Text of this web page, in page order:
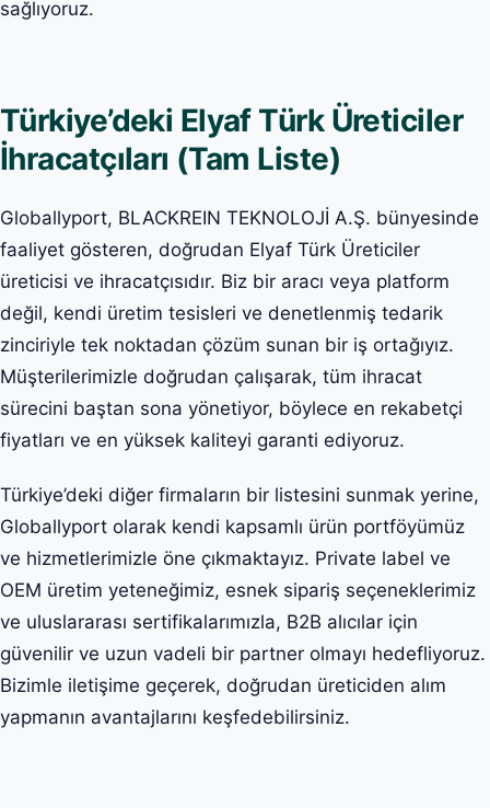
sağlıyoruz.
Türkiye’deki Elyaf Türk Üreticiler
İhracatçıları (Tam Liste)
Globallyport, BLACKREIN TEKNOLOJİ A.Ş. bünyesinde
faaliyet gösteren, doğrudan Elyaf Türk Üreticiler
üreticisi ve ihracatçısıdır. Biz bir aracı veya platform
değil, kendi üretim tesisleri ve denetlenmiş tedarik
zinciriyle tek noktadan çözüm sunan bir iş ortağıyız.
Müşterilerimizle doğrudan çalışarak, tüm ihracat
sürecini baştan sona yönetiyor, böylece en rekabetçi
fiyatları ve en yüksek kaliteyi garanti ediyoruz.
Türkiye’deki diğer firmaların bir listesini sunmak yerine,
Globallyport olarak kendi kapsamlı ürün portföyümüz
ve hizmetlerimizle öne çıkmaktayız. Private label ve
OEM üretim yeteneğimiz, esnek sipariş seçeneklerimiz
ve uluslararası sertifikalarımızla, B2B alıcılar için
güvenilir ve uzun vadeli bir partner olmayı hedefliyoruz.
Bizimle iletişime geçerek, doğrudan üreticiden alım
yapmanın avantajlarını keşfedebilirsiniz.